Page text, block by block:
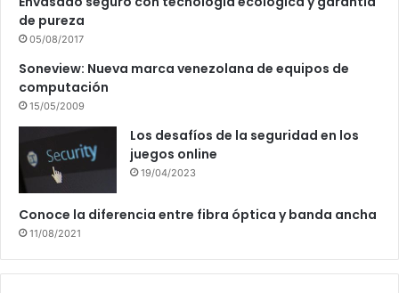
de pureza
05/08/2017
Soneview: Nueva marca venezolana de equipos de
computación
15/05/2009
Los desafíos de la seguridad en los
juegos online
19/04/2023
Conoce la diferencia entre fibra óptica y banda ancha
11/08/2021